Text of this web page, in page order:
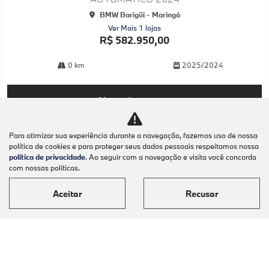
BMW Barigüi - Maringá
Ver Mais 1 lojas
R$ 582.950,00
0 km 2025/2024
Mais informações
Para otimizar sua experiência durante a navegação, fazemos uso de nossa
política de cookies e para proteger seus dados pessoais respeitamos nossa
política de privacidade. Ao seguir com a navegação e visita você concorda
com nossas políticas.
Aceitar Recusar